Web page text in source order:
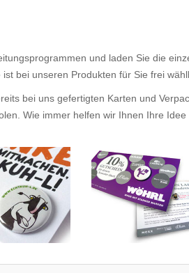
und laden Sie die
bei unseren Produkten für Sie frei
bei uns gefertigten Karten und
Wie immer helfen wir Ihnen Ihre